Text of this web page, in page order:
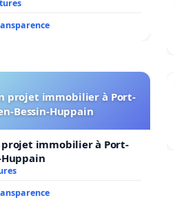
projet immobilier à Port-
Bessin-Huppain
projet immobilier à Port-
Huppain